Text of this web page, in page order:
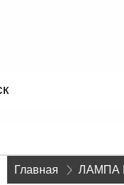
Главная » ЛАМПА